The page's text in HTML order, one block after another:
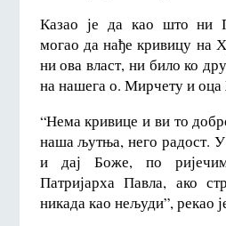
Казао је да као што ни
могао да нађе кривицу на
ни ова власт, ни било ко
на нашега о. Мирчету и
“Нема кривице и ви то
наша љутња, него радост. У
и дај Боже, по
Патријарха Павла, ако
никада као нељуди”, рекао